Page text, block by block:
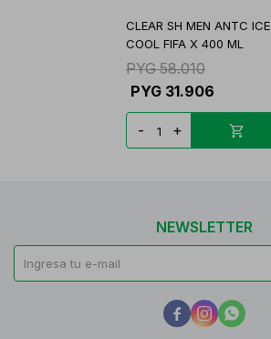
CLEAR SH MEN ANTC ICE
COOL FIFA X 400 ML
PYG 58.010
PYG 31.906
- +
NEWSLETTER
  